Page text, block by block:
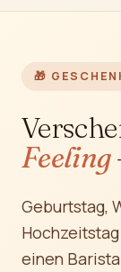
🎁
Feeling
Geburtstag,
einen